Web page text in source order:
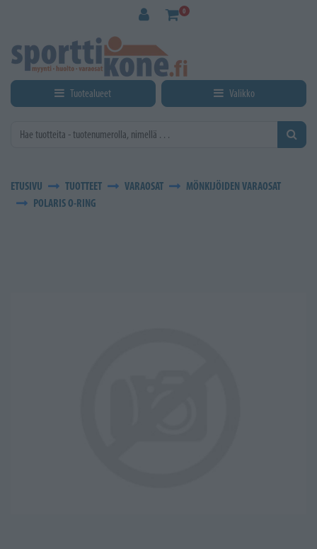
0
Tuotealueet Valikko
ETUSIVU TUOTTEET VARAOSAT
MÖNKIJÖIDEN VARAOSAT
POLARIS O-RING